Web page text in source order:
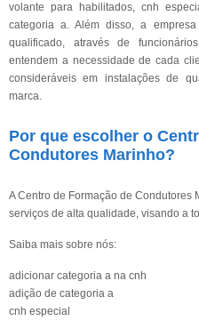
volante para habilitados, cnh
categoria a. Além disso, a
qualificado, através de
entendem a necessidade de cada
consideráveis em instalações de
marca.
Por que escolher o
Condutores Marinho?
A Centro de Formação de Condutores
serviços de alta qualidade, visando a
Saiba mais sobre nós:
adicionar categoria a na cnh
adição de categoria a
cnh especial